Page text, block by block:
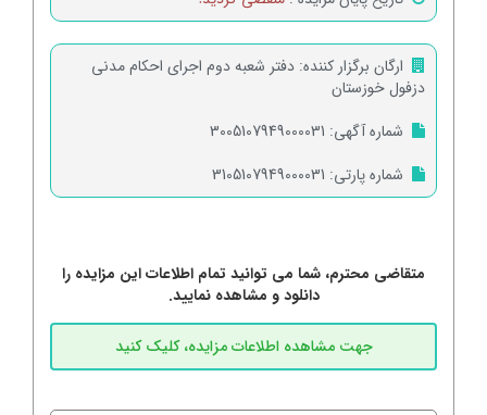
ارگان برگزار کننده: دفتر شعبه دوم اجرای احکام مدنی
دزفول خوزستان
شماره آگهی: 3005107949000031
شماره پارتی: 3105107949000031
متقاضی محترم، شما می توانید تمام اطلاعات این مزایده را
دانلود و مشاهده نمایید.